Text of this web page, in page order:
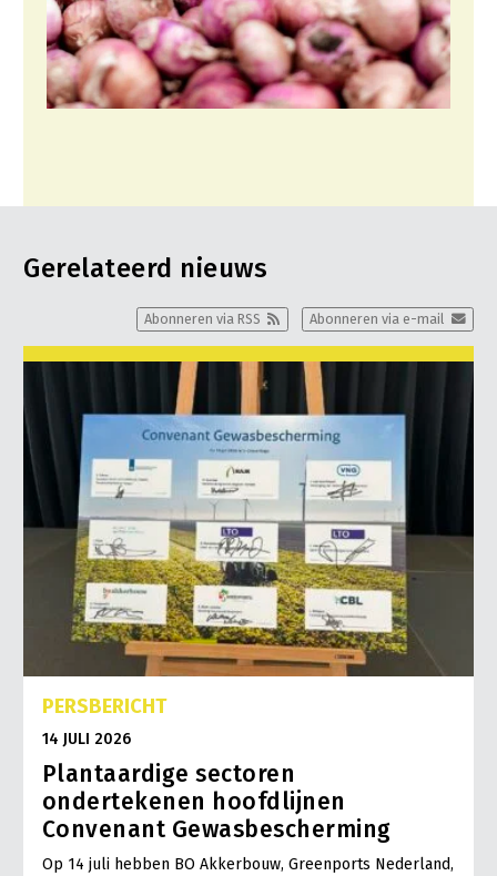
Gerelateerd nieuws
Abonneren via e-mail
Abonneren via RSS
PERSBERICHT
14 JULI 2026
Plantaardige sectoren
ondertekenen hoofdlijnen
Convenant Gewasbescherming
Op 14 juli hebben BO Akkerbouw, Greenports Nederland,